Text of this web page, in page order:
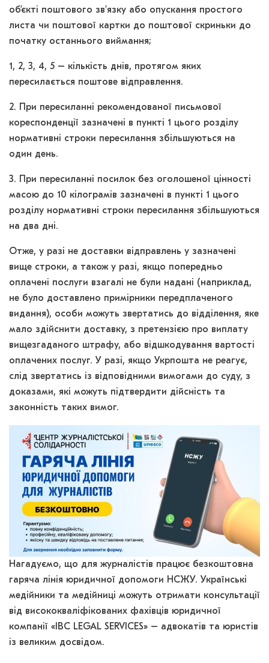
об’єкті поштового зв’язку або опускання простого
листа чи поштової картки до поштової скриньки до
початку останнього виймання;
1, 2, 3, 4, 5 – кількість днів, протягом яких
пересилається поштове відправлення.
2. При пересиланні рекомендованої письмової
кореспонденції зазначені в пункті 1 цього розділу
нормативні строки пересилання збільшуються на
один день.
3. При пересиланні посилок без оголошеної цінності
масою до 10 кілограмів зазначені в пункті 1 цього
розділу нормативні строки пересилання збільшуються
на два дні.
Отже, у разі не доставки відправлень у зазначені
вище строки, а також у разі, якщо попередньо
оплачені послуги взагалі не були надані (наприклад,
не було доставлено примірники передплаченого
видання), особи можуть звертатись до відділення, яке
мало здійснити доставку, з претензією про виплату
вищезгаданого штрафу, або відшкодування вартості
оплачених послуг. У разі, якщо Укрпошта не реагує,
слід звертатись із відповідними вимогами до суду, з
доказами, які можуть підтвердити дійсність та
законність таких вимог.
Нагадуємо, що для журналістів працює безкоштовна
гаряча лінія юридичної допомоги НСЖУ. Українські
медійники та медійниці можуть отримати консультації
від висококваліфікованих фахівців юридичної
компанії «IBC LEGAL SERVICES» – адвокатів та юристів
із великим досвідом.